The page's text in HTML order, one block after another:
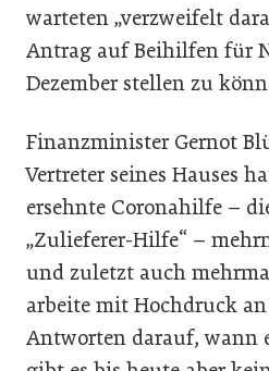
warteten „verzweifelt
Antrag auf Beihilfen für
Dezember stellen zu
Finanzminister Gernot
Vertreter seines Hauses
ersehnte Coronahilfe –
„Zulieferer-Hilfe“ –
und zuletzt auch
arbeite mit Hochdruck
Antworten darauf, wann